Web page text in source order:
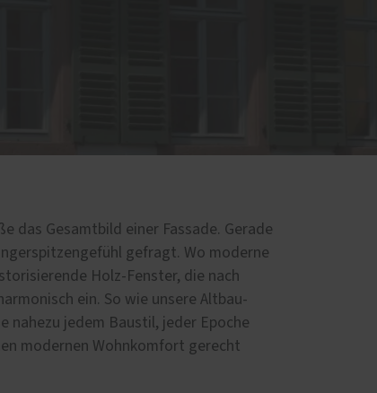
das Gesamtbild einer Fassade. Gerade
gefragt. Wo moderne
Holz-Fenster, die nach
ein. So wie unsere Altbau-
nahezu jedem Baustil, jeder Epoche
modernen Wohnkomfort gerecht